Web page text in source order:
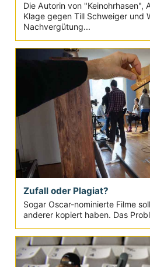
Die Autorin von "Keinohrhasen",
Klage gegen Till Schweiger und
Nachvergütung...
Zufall oder Plagiat?
Sogar Oscar-nominierte Filme
anderer kopiert haben. Das